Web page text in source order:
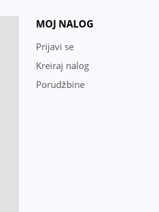
MOJ NALOG
Prijavi se
Kreiraj nalog
Porudžbine